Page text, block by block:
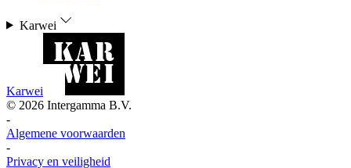
Karwei
Karwei
© 2026 Intergamma B.V.
-
Algemene voorwaarden
-
Privacy en veiligheid